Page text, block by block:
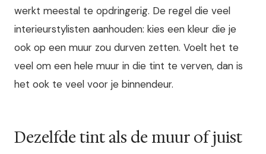
werkt meestal te opdringerig. De regel die veel
interieurstylisten aanhouden: kies een kleur die je
ook op een muur zou durven zetten. Voelt het te
veel om een hele muur in die tint te verven, dan is
het ook te veel voor je binnendeur.
Dezelfde tint als de muur of juist